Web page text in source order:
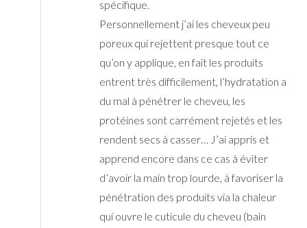
spécifique.
Personnellement j’ai les cheveux peu
poreux qui rejettent presque tout ce
qu’on y applique, en fait les produits
entrent très difficilement, l’hydratation a
du mal à pénétrer le cheveu, les
protéines sont carrément rejetés et les
rendent secs à casser… J’ai appris et
apprend encore dans ce cas à éviter
d’avoir la main trop lourde, à favoriser la
pénétration des produits via la chaleur
qui ouvre le cuticule du cheveu (bain